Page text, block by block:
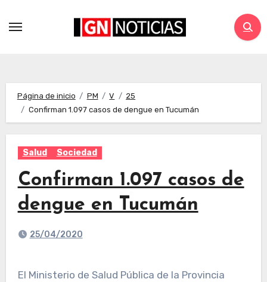
Página de inicio PM V
25
Confirman 1.097 casos de dengue en Tucumán
Salud Sociedad
Confirman 1.097 casos de
dengue en Tucumán
25/04/2020
El Ministerio de Salud Pública de la Provincia